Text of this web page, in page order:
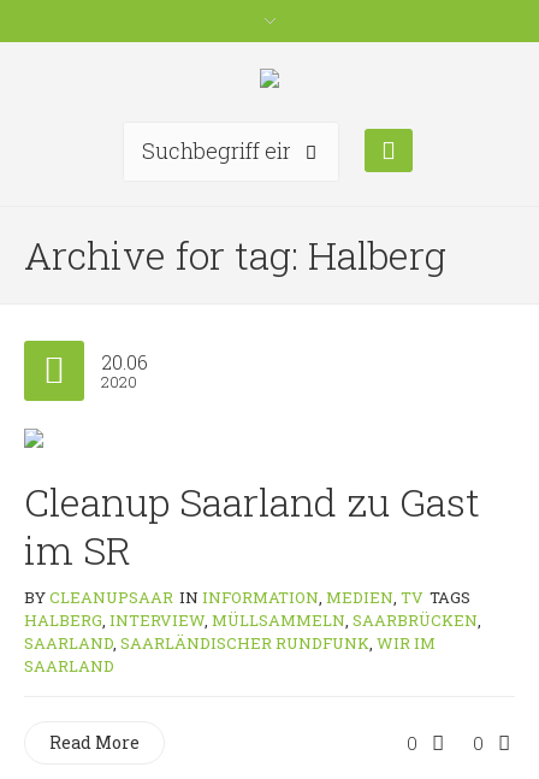
Archive for tag: Halberg
20.06
2020
Cleanup Saarland zu Gast
im SR
BYCLEANUPSAAR IN INFORMATION, MEDIEN, TV TAGS
HALBERG, INTERVIEW, MÜLLSAMMELN, SAARBRÜCKEN,
SAARLAND, SAARLÄNDISCHER RUNDFUNK, WIR IM
SAARLAND
0 0
Read More